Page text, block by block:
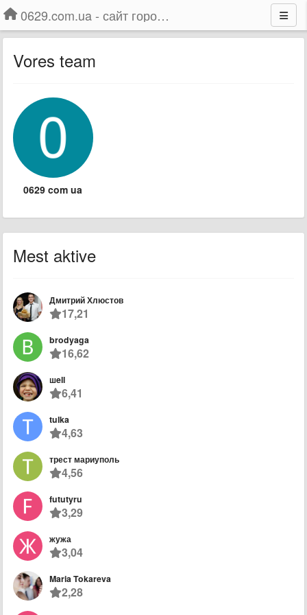
0629.com.ua - сайт города Мариуполя
Vores team
0629 com ua
Mest aktive
Дмитрий Хлюстов
17,21
brodyaga
16,62
шell
6,41
tulka
4,63
трест мариуполь
4,56
fututyru
3,29
жужа
3,04
Maria Tokareva
2,28